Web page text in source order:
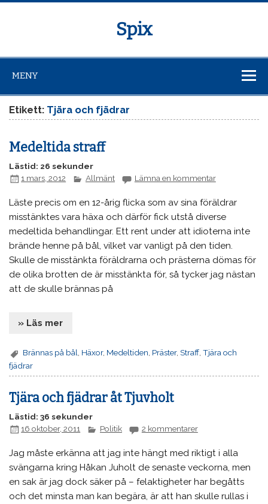
Spix
MENY
Etikett: Tjära och fjädrar
Medeltida straff
Lästid: 26 sekunder
1 mars, 2012
Allmänt Lämna en kommentar
Läste precis om en 12-årig flicka som av sina föräldrar
misstänktes vara häxa och därför fick utstå diverse
medeltida behandlingar. Ett rent under att idioterna inte
brände henne på bål, vilket var vanligt på den tiden.
Skulle de misstänkta föräldrarna och prästerna dömas för
de olika brotten de är misstänkta för, så tycker jag nästan
att de skulle brännas på
» Läs mer
Brännas på bål Häxor, Medeltiden Präster,Straff ,Tjära och
fjädrar
Tjära och fjädrar åt Tjuvholt
Lästid: 36 sekunder
16 oktober, 2011
Politik 2 kommentarer
Jag måste erkänna att jag inte hängt med riktigt i alla
svängarna kring Håkan Juholt de senaste veckorna, men
en sak är jag dock säker på – felaktigheter har begåtts
och det minsta man kan begära, är att han skulle rullas i